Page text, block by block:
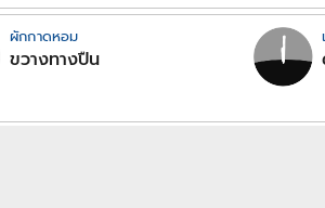
ผักกาดหอม
ขวางทางปืน